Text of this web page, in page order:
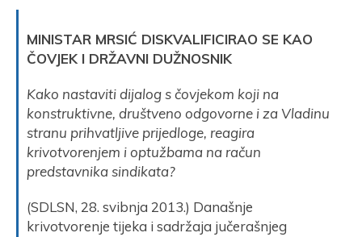
MINISTAR MRSIĆ DISKVALIFICIRAO SE KAO
ČOVJEK I DRŽAVNI DUŽNOSNIK
Kako nastaviti dijalog s čovjekom koji na
konstruktivne, društveno odgovorne i za Vladinu
stranu prihvatljive prijedloge, reagira
krivotvorenjem i optužbama na račun
predstavnika sindikata?
(SDLSN, 28. svibnja 2013.) Današnje
krivotvorenje tijeka i sadržaja jučerašnjeg